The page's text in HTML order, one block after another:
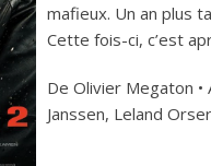
mafieux. Un an plus
Cette fois-ci, c’est
De Olivier Megaton •
Janssen, Leland Orser